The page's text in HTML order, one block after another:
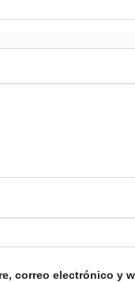
correo electrónico y